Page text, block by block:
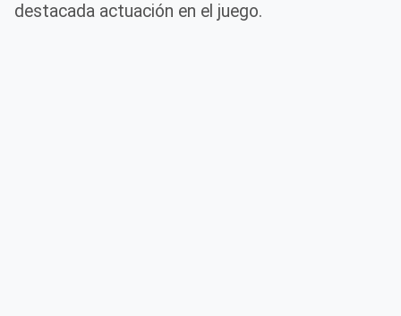
destacada actuación en el juego.